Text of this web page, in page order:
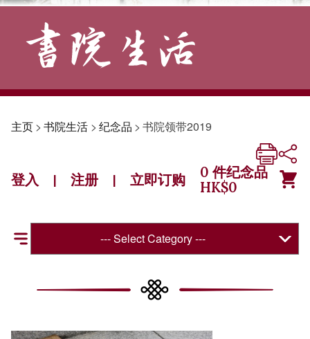
主页> 书院生活 > 纪念品 > 书院领带2019
登入 | 注册 | 立即订购 0 件纪念品
HK$0
--- Select Category ---